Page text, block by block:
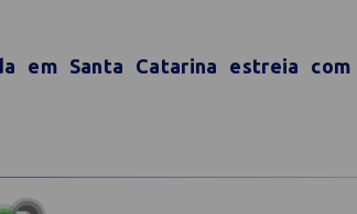
em Santa Catarina estreia